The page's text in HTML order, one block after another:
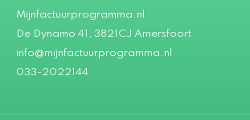
Mijnfactuurprogramma.nl
De Dynamo 41, 3821CJ Amersfoort
info@mijnfactuurprogramma.nl
033-2022144